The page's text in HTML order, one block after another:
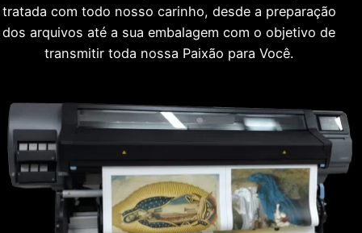
tratada com todo nosso carinho, desde a preparação
dos arquivos até a sua embalagem com o objetivo de
transmitir toda nossa Paixão para Você.